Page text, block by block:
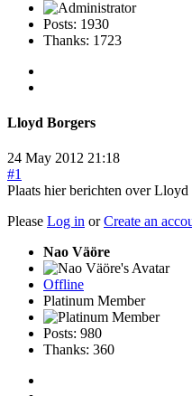
Posts: 1930
Thanks: 1723
Lloyd Borgers
24 May 2012 21:18
#1
Plaats hier berichten over Lloyd
Please Log in orCreate an
Nao Väöre
Offline
Platinum Member
Posts: 980
Thanks: 360